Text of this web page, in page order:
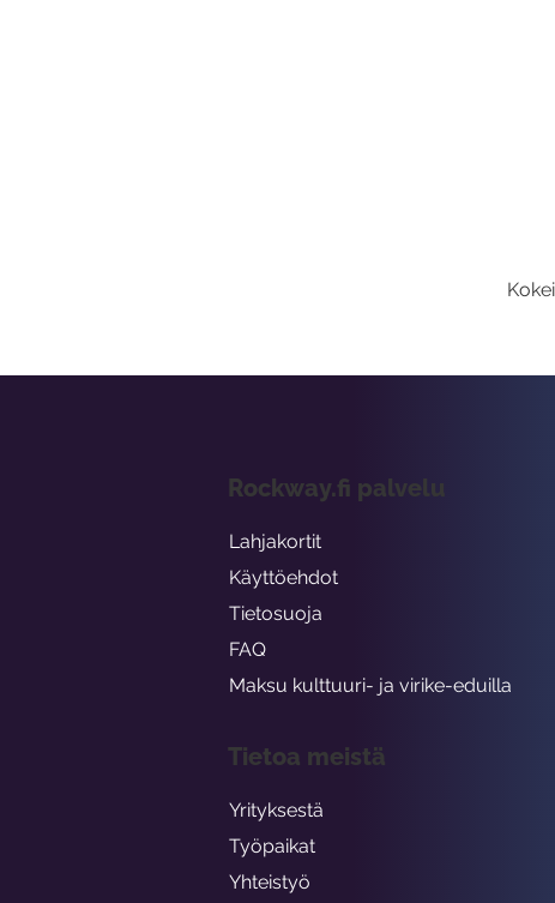
Rockway.fi palvelu
Lahjakortit
Käyttöehdot
Tietosuoja
FAQ
Maksu kulttuuri- ja virike-eduilla
Tietoa meistä
Yrityksestä
Työpaikat
Yhteistyö